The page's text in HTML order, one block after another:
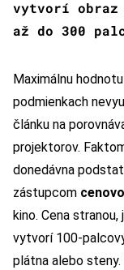
vytvorí obraz
až do 300
Maximálnu
podmienkach
článku na
projektorov.
donedávna
zástupcom
kino. Cena
vytvorí 100-
plátna alebo